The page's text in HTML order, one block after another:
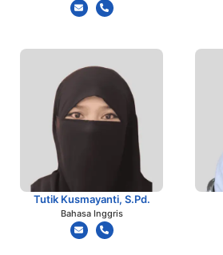
Tutik Kusmayanti, S.Pd.
Bahasa Inggris